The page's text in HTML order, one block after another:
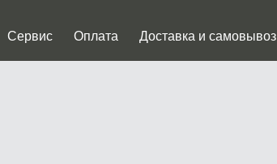
Сервис Оплата Доставка и самовывоз